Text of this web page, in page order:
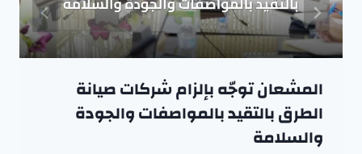
المشعان توجّه بإلزام شركات صيانة
الطرق بالتقيد بالمواصفات والجودة
والسلامة